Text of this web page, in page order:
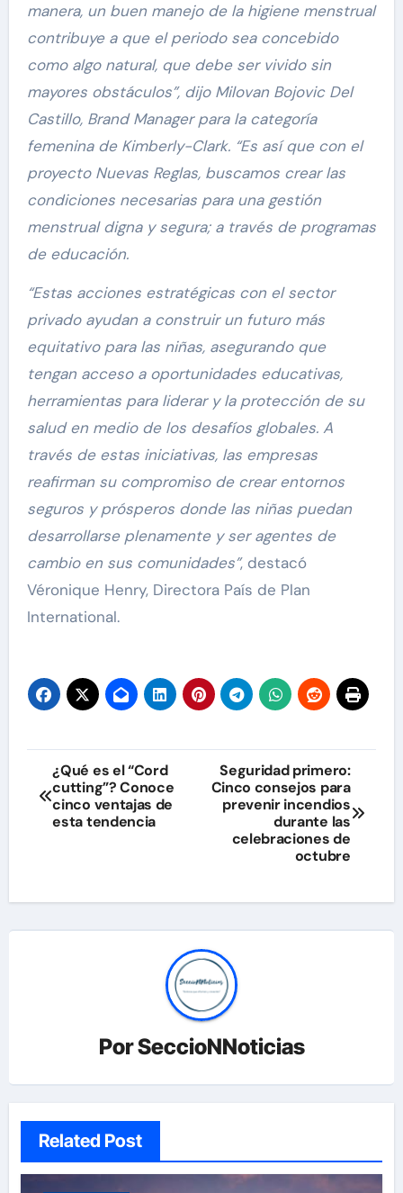
manera, un buen manejo de la higiene menstrual
contribuye a que el periodo sea concebido
como algo natural, que debe ser vivido sin
mayores obstáculos”, dijo Milovan Bojovic Del
Castillo, Brand Manager para la categoría
femenina de Kimberly-Clark. “Es así que con el
proyecto Nuevas Reglas, buscamos crear las
condiciones necesarias para una gestión
menstrual digna y segura; a través de programas
de educación.
“Estas acciones estratégicas con el sector
privado ayudan a construir un futuro más
equitativo para las niñas, asegurando que
tengan acceso a oportunidades educativas,
herramientas para liderar y la protección de su
salud en medio de los desafíos globales. A
través de estas iniciativas, las empresas
reafirman su compromiso de crear entornos
seguros y prósperos donde las niñas puedan
desarrollarse plenamente y ser agentes de
cambio en sus comunidades”, destacó
Véronique Henry, Directora País de Plan
International.
Navegación
de
¿Qué es el “Cord
cutting”? Conoce
cinco ventajas de
esta tendencia
Seguridad primero:
Cinco consejos para
prevenir incendios
durante las
celebraciones de
octubre
PorSeccioNNoticias
Related Post